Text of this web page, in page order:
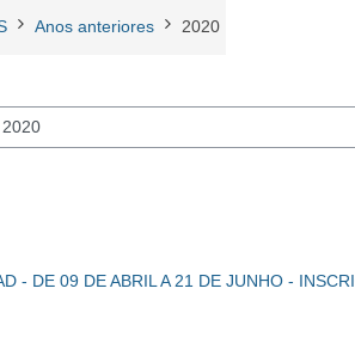
Anos anteriores 2020
- DE 09 DE ABRIL A 21 DE JUNHO -